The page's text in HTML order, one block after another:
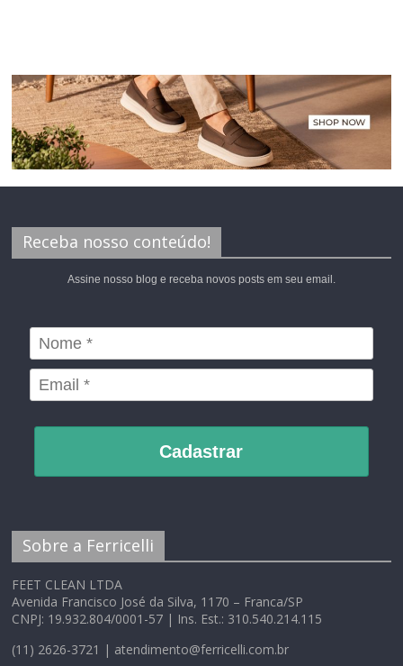
Receba nosso conteúdo!
Assine nosso blog e receba novos posts em seu email.
Cadastrar
Sobre a Ferricelli
FEET CLEAN LTDA
Avenida Francisco José da Silva, 1170 – Franca/SP
CNPJ: 19.932.804/0001-57 | Ins. Est.: 310.540.214.115
(11) 2626-3721 | atendimento@ferricelli.com.br